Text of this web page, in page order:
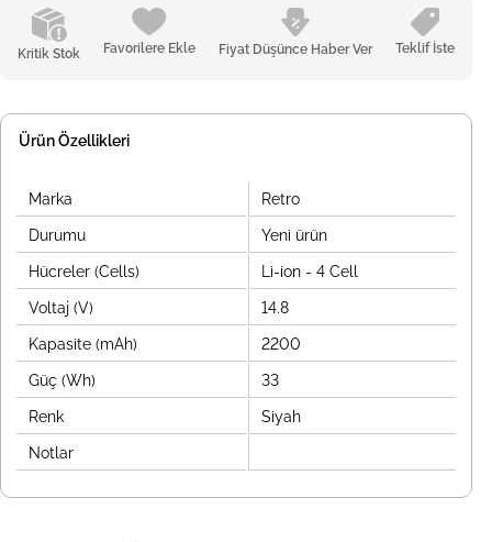
Kritik Stok Favorilere Ekle Fiyat Düşünce Haber Ver Teklif İste
Ürün Özellikleri
Marka Retro
Durumu Yeni ürün
Hücreler (Cells) Li-ion - 4 Cell
Voltaj (V) 14.8
Kapasite (mAh) 2200
Güç (Wh) 33
Renk Siyah
Notlar